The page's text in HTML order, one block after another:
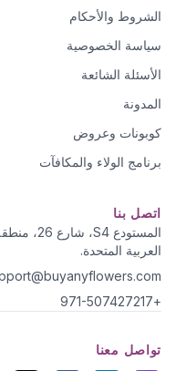
الشروط والأحكام
سياسة الخصوصية
الأسئلة الشائعة
المدونة
كوبونات وعروض
برنامج الولاء والمكافآت
اتصل بنا
العربية المتحدة.
+971-507427217
تواصل معنا